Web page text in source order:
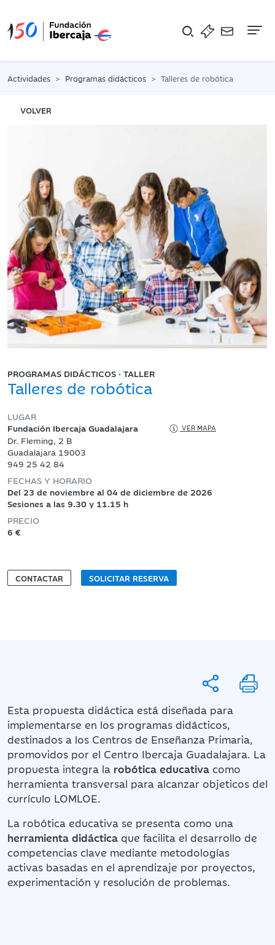
Actividades Programas didácticos Talleres de robótica
VOLVER
PROGRAMAS DIDÁCTICOS · TALLER
Talleres de robótica
LUGAR
Fundación Ibercaja Guadalajara
VER MAPA
Dr. Fleming, 2 B
Guadalajara 19003
949 25 42 84
FECHAS Y HORARIO
Del 23 de noviembre al 04 de diciembre de 2026
Sesiones a las 9.30 y 11.15 h
PRECIO
6 €
CONTACTAR SOLICITAR RESERVA
Esta propuesta didáctica está diseñada para
implementarse en los programas didácticos,
destinados a los Centros de Enseñanza Primaria,
promovidos por el Centro Ibercaja Guadalajara. La
propuesta integra la robótica educativa como
herramienta transversal para alcanzar objeticos del
currículo LOMLOE.
La robótica educativa se presenta como una
herramienta didáctica que facilita el desarrollo de
competencias clave mediante metodologías
activas basadas en el aprendizaje por proyectos,
experimentación y resolución de problemas.